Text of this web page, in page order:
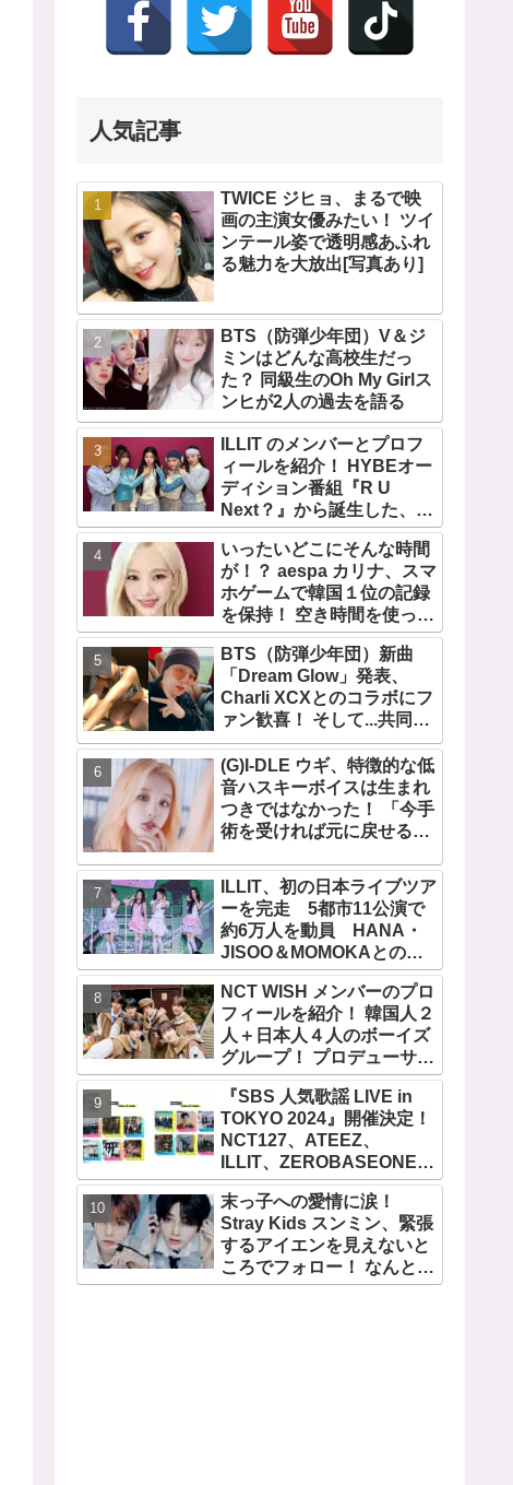
人気記事
TWICE ジヒョ、まるで映
画の主演女優みたい！ ツイ
ンテール姿で透明感あふれ
る魅力を大放出[写真あり]
BTS（防弾少年団）V＆ジ
ミンはどんな高校生だっ
た？ 同級生のOh My Girlス
ンヒが2人の過去を語る
ILLIT のメンバーとプロフ
ィールを紹介！ HYBEオー
ディション番組『R U
Next？』から誕生した、日
本人のイロハとモカを含む
5人組ガールズグループ！
デビュー曲「Magnetic」が
いきなりの大ヒット
いったいどこにそんな時間
が！？ aespa カリナ、スマ
ホゲームで韓国１位の記録
を保持！ 空き時間を使って
１万回ものミニゲームをク
リア「芸能人たちが時間が
ないと言っているのは全部
嘘」
BTS（防弾少年団）新曲
「Dream Glow」発表、
Charli XCXとのコラボにフ
ァン歓喜！ そして...共同制
作者が明かすジミンへの思
い「彼の夢、そして彼の絶
望から生まれた歌」
(G)I-DLE ウギ、特徴的な低
音ハスキーボイスは生まれ
つきではなかった！ 「今手
術を受ければ元に戻せるけ
とは？
ILLIT、初の日本ライブツア
ーを完走 5都市11公演で
約6万人を動員 HANA・
JISOO＆MOMOKAとのス
ペシャルコラボも実現
NCT WISH メンバーのプロ
フィールを紹介！ 韓国人２
人＋日本人４人のボーイズ
グループ！ プロデューサー
はアジアの歌姫BoA！ シオ
ン、ジェヒ、リク、ユウ
シ、リョウ、サクヤの魅力
を徹底解説
『SBS 人気歌謡 LIVE in
TOKYO 2024』開催決定！
NCT127、ATEEZ、
ILLIT、ZEROBASEONE、
SHINee テミン、THE
BOYZなど、豪華アーティ
スト出演決定！ 10月12
日・13日、さいたまスーパ
ーアリーナにて
末っ子への愛情に涙！
Stray Kids スンミン、緊張
するアイエンを見えないと
ころでフォロー！ なんと直
接「アイエンをよろしく」